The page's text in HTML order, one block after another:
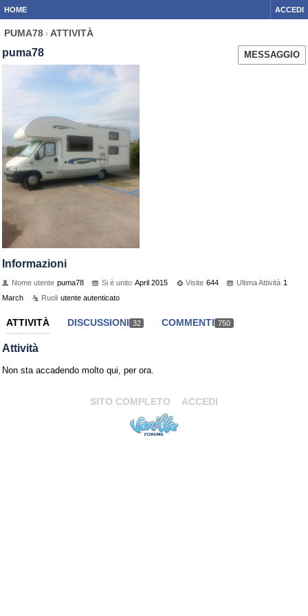
HOME ACCEDI
PUMA78 › ATTIVITÀ
MESSAGGIO
puma78
Informazioni
Nome utente puma78 Si è unito April 2015 Visite 644 Ultima Attività 1
March
Ruoli utente autenticato
ATTIVITÀ DISCUSSIONI 32 COMMENTI 750
Attività
Non sta accadendo molto qui, per ora.
SITO COMPLETO ACCEDI